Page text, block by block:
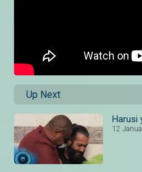
Up Next
Harusi
12